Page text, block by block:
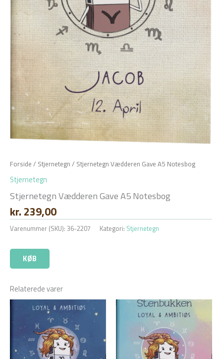
Forside / Stjernetegn / Stjernetegn Vædderen Gave A5 Notesbog
Stjernetegn
Stjernetegn Vædderen Gave A5 Notesbog
kr. 239,00
Varenummer (SKU): 36-2207 Kategori: Stjernetegn
KØB
Relaterede varer